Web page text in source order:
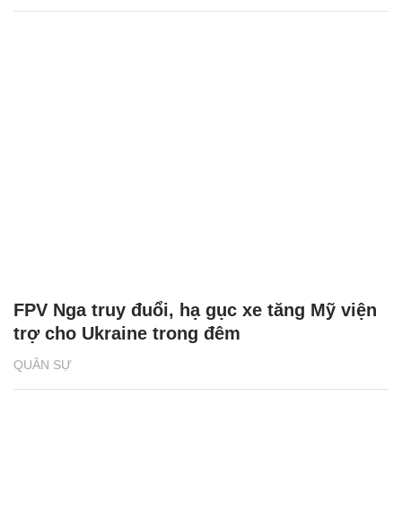
QUÂN SỰ
FPV Nga truy đuổi, hạ gục xe tăng Mỹ viện
trợ cho Ukraine trong đêm